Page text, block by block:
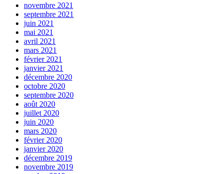
novembre 2021
septembre 2021
juin 2021
mai 2021
avril 2021
mars 2021
février 2021
janvier 2021
décembre 2020
octobre 2020
septembre 2020
août 2020
juillet 2020
juin 2020
mars 2020
février 2020
janvier 2020
décembre 2019
novembre 2019